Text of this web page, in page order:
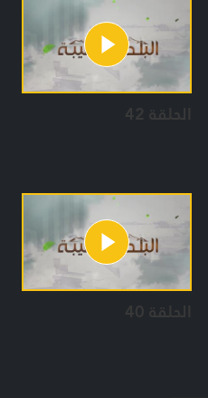
الحلقة 42
الحلقة 40